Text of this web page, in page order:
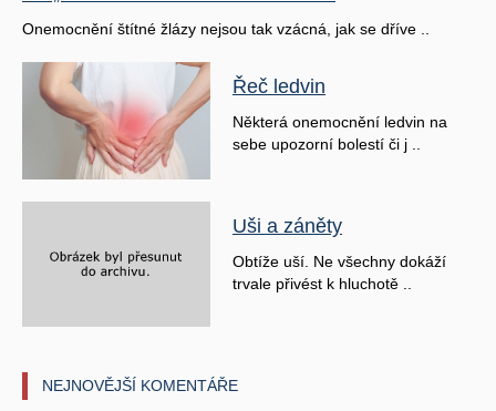
Onemocnění štítné žlázy nejsou tak vzácná, jak se dříve ..
Řeč ledvin
Některá onemocnění ledvin na
sebe upozorní bolestí či j ..
Uši a záněty
Obtíže uší. Ne všechny dokáží
trvale přivést k hluchotě ..
NEJNOVĚJŠÍ KOMENTÁŘE